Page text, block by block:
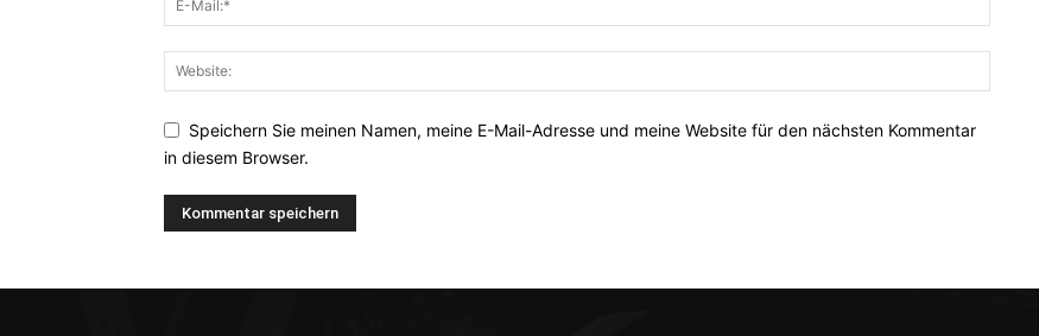
Speichern Sie meinen Namen, meine E-Mail-Adresse und meine Website für den nächsten Kommentar
in diesem Browser.